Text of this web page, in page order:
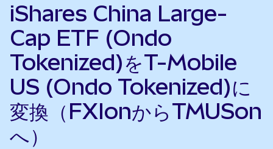
iShares China Large-
Cap ETF (Ondo
Tokenized)をT-Mobile
US (Ondo Tokenized)に
変換（FXIonからTMUSon
へ）